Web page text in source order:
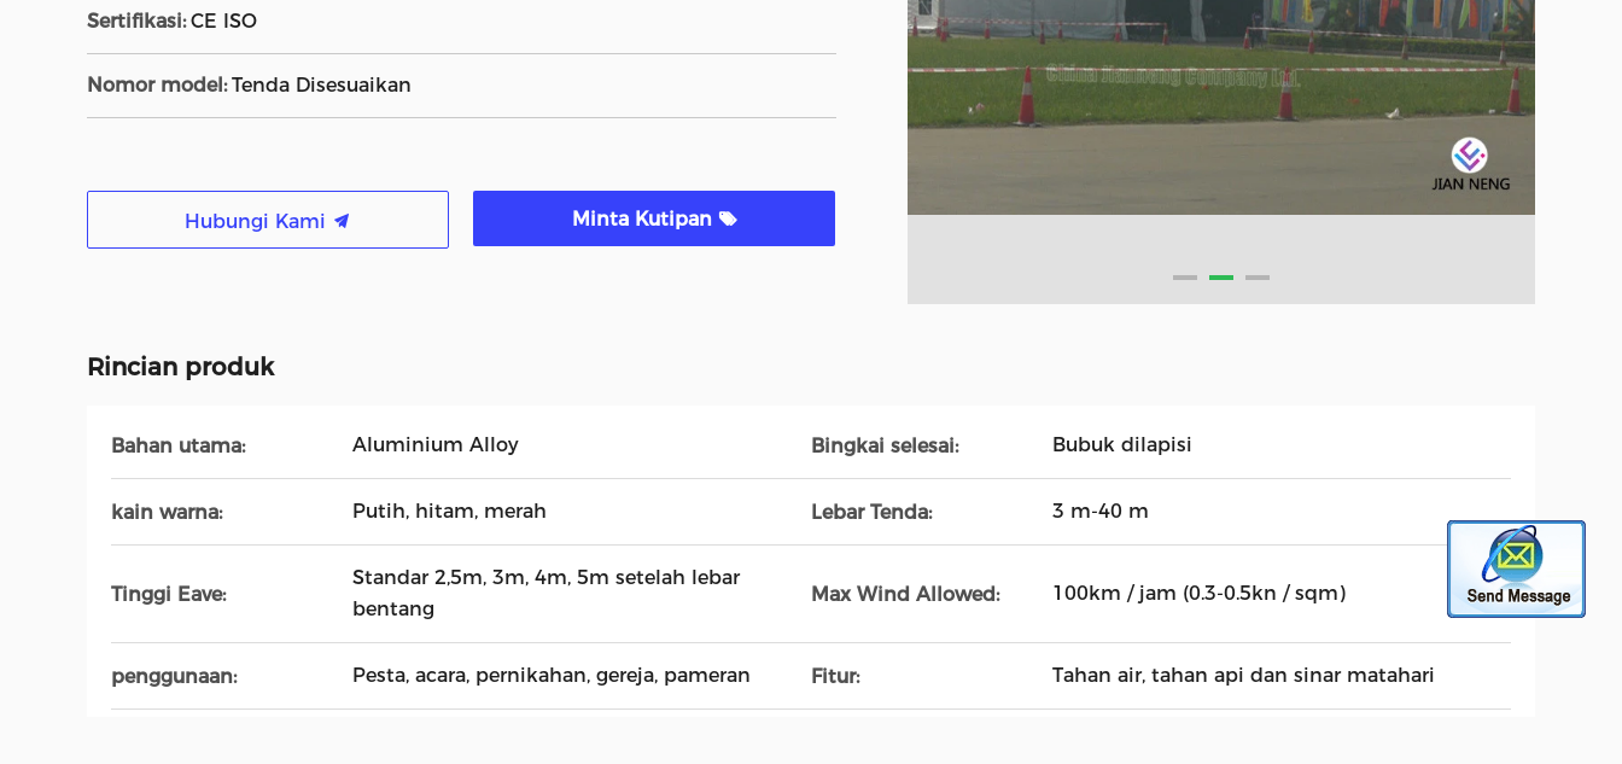
Sertifikasi: CE ISO
Nomor model: Tenda Disesuaikan
Hubungi Kami Minta Kutipan
Rincian produk
Bahan utama: Aluminium Alloy Bingkai selesai: Bubuk dilapisi
kain warna: Putih, hitam, merah Lebar Tenda: 3 m-40 m
Tinggi Eave:
Standar 2,5m, 3m, 4m, 5m setelah lebar
bentang
Max Wind Allowed: 100km / jam (0.3-0.5kn / sqm)
penggunaan: Pesta, acara, pernikahan, gereja, pameran Fitur: Tahan air, tahan api dan sinar matahari